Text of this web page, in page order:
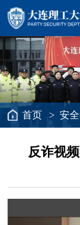
首页 >安
反诈视